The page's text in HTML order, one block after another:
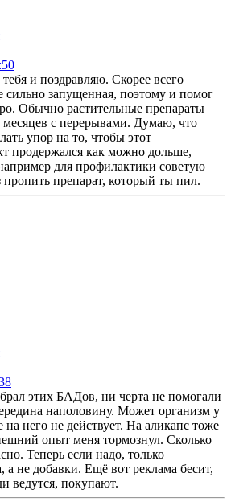
и поздравляю. Скорее всего
сильно запущенная, поэтому и помог
Обычно растительные препараты
месяцев с перерывами. Думаю, что
упор на то, чтобы этот
продержался как можно дольше,
для профилактики советую
пропить препарат, который ты пил.
этих БАДов, ни черта не помогали
наполовину. Может организм у
него не действует. На аликапс тоже
опыт меня тормознул. Сколько
Теперь если надо, только
а не добавки. Ещё вот реклама бесит,
ведутся, покупают.